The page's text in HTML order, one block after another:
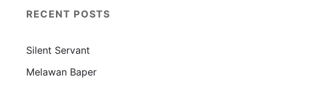
RECENT POSTS
Silent Servant
Melawan Baper